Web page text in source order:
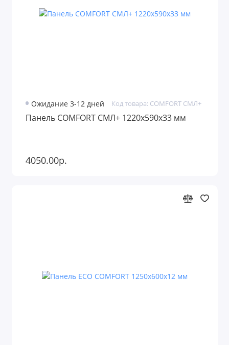
Ожидание 3-12 дней Код товара: COMFORT СМЛ+
Панель COMFORT СМЛ+ 1220х590х33 мм
4050.00р.